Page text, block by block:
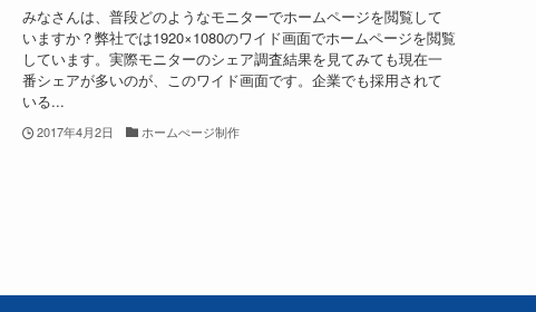
みなさんは、普段どのようなモニターでホームページを閲覧して
いますか？弊社では1920×1080のワイド画面でホームページを閲覧
しています。実際モニターのシェア調査結果を見てみても現在一
番シェアが多いのが、このワイド画面です。企業でも採用されて
いる...
2017年4月2日 ホームぺージ制作